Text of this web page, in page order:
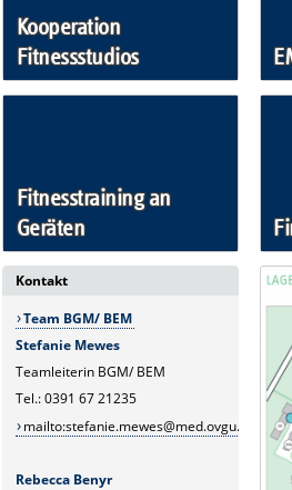
Kooperation
Fitnessstudios
Fitnesstraining an
Geräten
Kontakt
Team BGM/ BEM
Stefanie Mewes
Teamleiterin BGM/ BEM
Tel.: 0391 67 21235
mailto:stefanie.mewes@med.ovgu.de
Rebecca Benyr